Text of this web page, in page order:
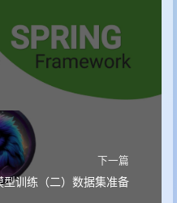
下一篇
训练（二）数据集准备